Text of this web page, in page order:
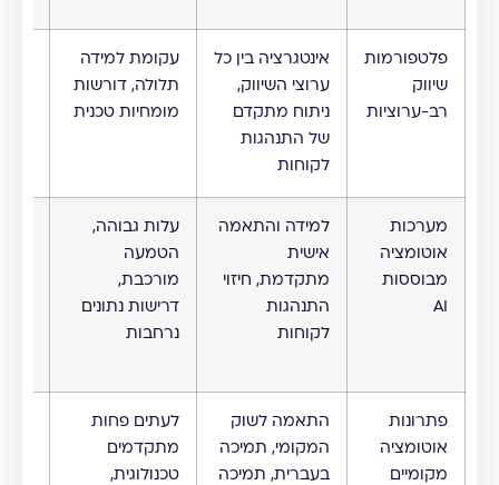
פלטפורמות
שיווק
רב-ערוציות
אינטגרציה בין כל
ערוצי השיווק,
ניתוח מתקדם
של התנהגות
לקוחות
עקומת למידה
תלולה, דורשות
מומחיות טכנית
מערכות
אוטומציה
מבוססות
AI
למידה והתאמה
אישית
מתקדמת, חיזוי
התנהגות
לקוחות
עלות גבוהה,
הטמעה
מורכבת,
דרישות נתונים
נרחבות
פתרונות
אוטומציה
מקומיים
התאמה לשוק
המקומי, תמיכה
בעברית, תמיכה
לעתים פחות
מתקדמים
טכנולוגית,